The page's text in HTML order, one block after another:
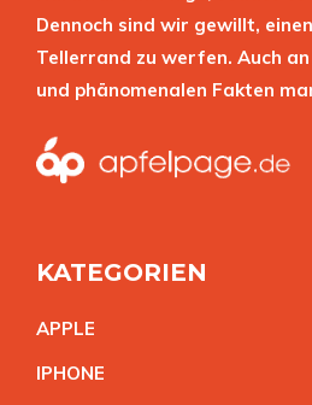
Dennoch sind wir gewillt,
Tellerrand zu werfen. Auch
und phänomenalen Fakten
KATEGORIEN
APPLE
IPHONE